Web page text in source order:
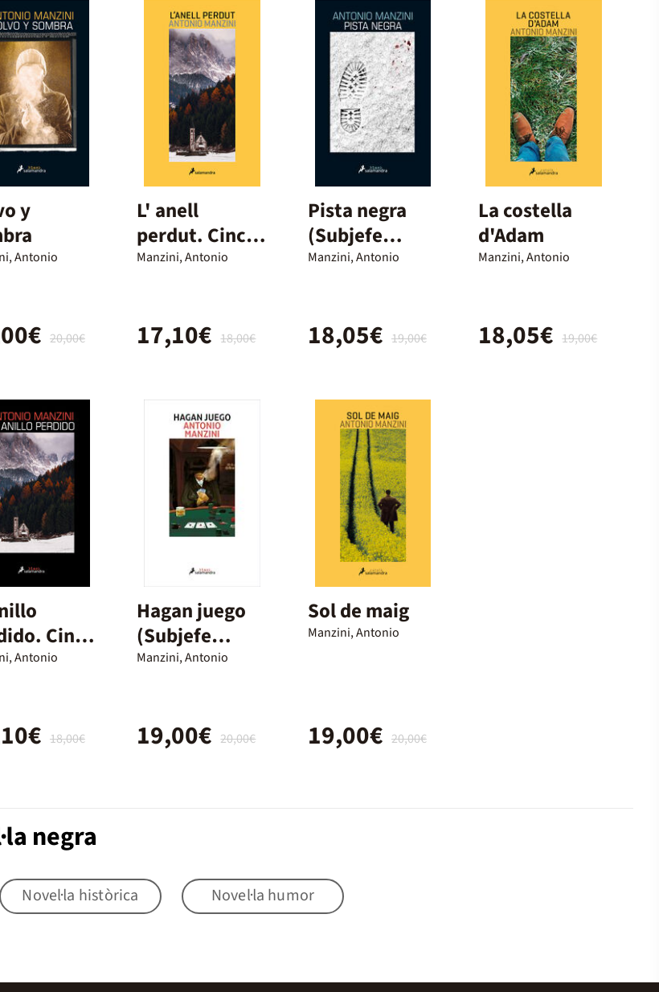
y
Antonio
20,00€
L' anell
perdut. Cinc
investigacions
Manzini, Antonio
18,00€
17,10€
Pista negra
(Subjefe
Rocco
Manzini, Antonio
19,00€
18,05€
La costella
d'Adam
Manzini, Antonio
19,00€
18,05€
Cinco
Antonio
18,00€
Hagan juego
(Subjefe
Rocco
Manzini, Antonio
20,00€
19,00€
Sol de maig
Manzini, Antonio
20,00€
19,00€
negra
Novel·la històrica Novel·la humor